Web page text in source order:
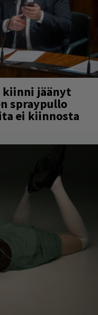
jäänyt
spraypullo
ei kiinnosta